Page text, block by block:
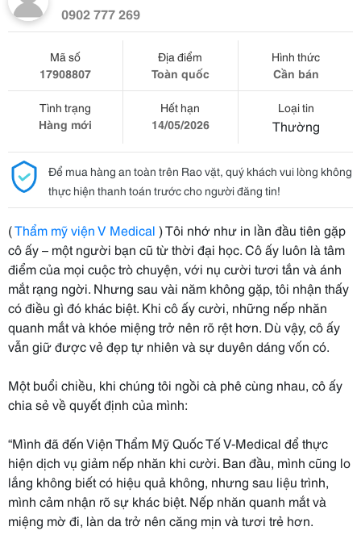
0902 777 269
Mã số
17908807
Địa điểm
Toàn quốc
Hình thức
Cần bán
Tình trạng
Hàng mới
Hết hạn
14/05/2026
Loại tin
Thường
Để mua hàng an toàn trên Rao vặt, quý khách vui lòng không
thực hiện thanh toán trước cho người đăng tin!
(Thẩm mỹ viện V Medical ) Tôi nhớ như in lần đầu tiên gặp
cô ấy – một người bạn cũ từ thời đại học. Cô ấy luôn là tâm
điểm của mọi cuộc trò chuyện, với nụ cười tươi tắn và ánh
mắt rạng ngời. Nhưng sau vài năm không gặp, tôi nhận thấy
có điều gì đó khác biệt. Khi cô ấy cười, những nếp nhăn
quanh mắt và khóe miệng trở nên rõ rệt hơn. Dù vậy, cô ấy
vẫn giữ được vẻ đẹp tự nhiên và sự duyên dáng vốn có.
Một buổi chiều, khi chúng tôi ngồi cà phê cùng nhau, cô ấy
chia sẻ về quyết định của mình:
“Mình đã đến Viện Thẩm Mỹ Quốc Tế V-Medical để thực
hiện dịch vụ giảm nếp nhăn khi cười. Ban đầu, mình cũng lo
lắng không biết có hiệu quả không, nhưng sau liệu trình,
mình cảm nhận rõ sự khác biệt. Nếp nhăn quanh mắt và
miệng mờ đi, làn da trở nên căng mịn và tươi trẻ hơn.